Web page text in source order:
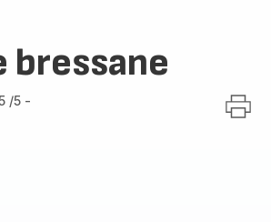
bressane
/5 -